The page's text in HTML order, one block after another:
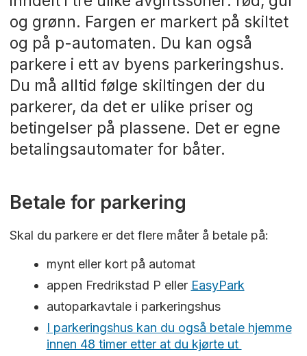
og grønn. Fargen er markert på skiltet
og på p-automaten. Du kan også
parkere i ett av byens parkeringshus.
Du må alltid følge skiltingen der du
parkerer, da det er ulike priser og
betingelser på plassene. Det er egne
betalingsautomater for båter.
Betale for parkering
Skal du parkere er det flere måter å betale på:
mynt eller kort på automat
appen Fredrikstad P eller EasyPark
autoparkavtale i parkeringshus
I parkeringshus kan du også betale hjemme
innen 48 timer etter at du kjørte ut